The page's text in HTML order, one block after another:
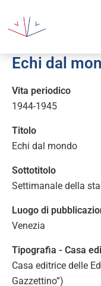
Echi dal
Vita periodico
1944-1945
Titolo
Echi dal mondo
Sottotitolo
Settimanale della
Luogo di
Venezia
Tipografia - Casa
Casa editrice delle
Gazzettino”)